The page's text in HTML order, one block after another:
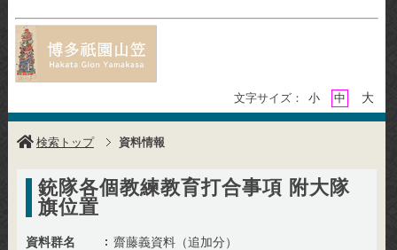
文字サイズ： 小 中 大
検索トップ 資料情報
銃隊各個教練教育打合事項 附大隊
旗位置
資料群名 齋藤義資料（追加分）